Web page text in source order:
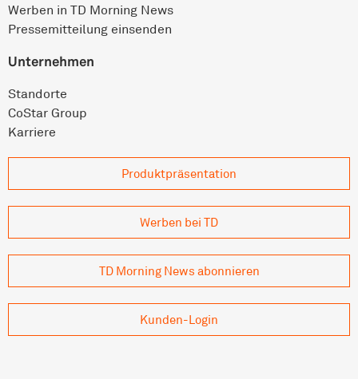
Werben in TD Morning News
Pressemitteilung einsenden
Unternehmen
Standorte
CoStar Group
Karriere
Produkt­präsentation
Werben bei TD
TD Morning News abonnieren
Kunden-Login